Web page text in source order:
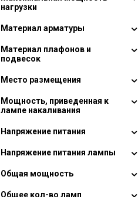
нагрузки
Материал арматуры
Материал плафонов и
подвесок
Место размещения
Мощность, приведенная к
лампе накаливания
Напряжение питания
Напряжение питания лампы
Общая мощность
Общее кол-во ламп